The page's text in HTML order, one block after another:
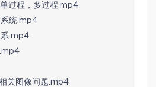
过程，多过程.mp4
统.mp4
.mp4
相关图像问题.mp4